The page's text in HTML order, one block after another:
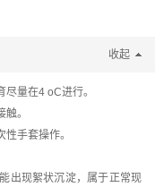
收起
量在4 oC进行。
。
手套操作。
出现絮状沉淀，属于正常现